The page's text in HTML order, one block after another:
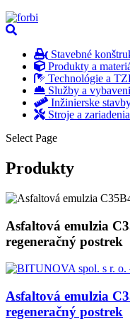
Stavebné
Produkty a
Technológie a
Služby a
Inžinierske
Stroje a zariadenia
Select Page
Produkty
Asfaltová emulzia
regeneračný postrek
Asfaltová emulzia
regeneračný postrek